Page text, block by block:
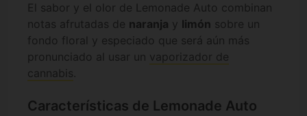
El sabor y el olor de Lemonade Auto combinan
notas afrutadas de naranja y limón sobre un
fondo floral y especiado que será aún más
pronunciado al usar un vaporizador de
cannabis.
Características de Lemonade Auto